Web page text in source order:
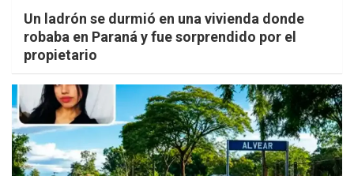
Un ladrón se durmió en una vivienda donde
robaba en Paraná y fue sorprendido por el
propietario